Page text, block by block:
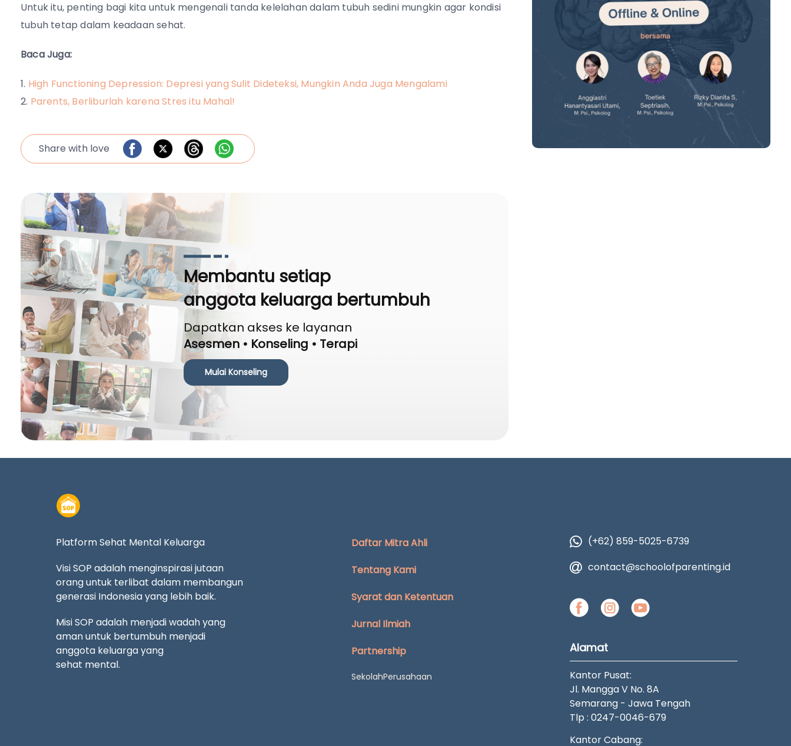
Untuk itu, penting bagi kita untuk mengenali tanda kelelahan dalam tubuh sedini mungkin agar kondisi
tubuh tetap dalam keadaan sehat.
Baca Juga:
High Functioning Depression: Depresi yang Sulit Dideteksi, Mungkin Anda Juga Mengalami
Parents, Berliburlah karena Stres itu Mahal!
Share with love
Membantu setiap
anggota keluarga bertumbuh
Dapatkan akses ke layanan
Asesmen • Konseling • Terapi
Mulai Konseling
Platform Sehat Mental Keluarga
Visi SOP adalah menginspirasi jutaan
orang untuk terlibat dalam membangun
generasi Indonesia yang lebih baik.
Misi SOP adalah menjadi wadah yang
aman untuk bertumbuh menjadi
anggota keluarga yang
sehat mental.
Daftar Mitra Ahli
Tentang Kami
Syarat dan Ketentuan
Jurnal Ilmiah
Partnership
SekolahPerusahaan
(+62) 859-5025-6739
contact@schoolofparenting.id
Alamat
Kantor Pusat:
Jl. Mangga V No. 8A
Semarang - Jawa Tengah
Tlp : 0247-0046-679
Kantor Cabang: